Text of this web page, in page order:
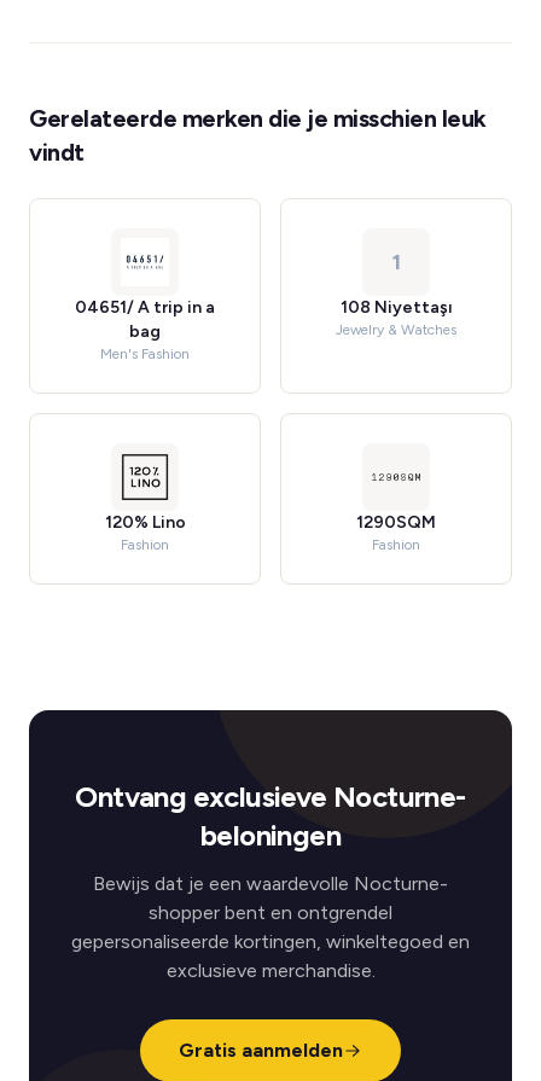
Gerelateerde merken die je misschien leuk
vindt
04651/ A trip in a
bag
Men's Fashion
1
108 Niyettaşı
Jewelry & Watches
120% Lino
Fashion
1290SQM
Fashion
Ontvang exclusieve Nocturne-
beloningen
Bewijs dat je een waardevolle Nocturne-
shopper bent en ontgrendel
gepersonaliseerde kortingen, winkeltegoed en
exclusieve merchandise.
Gratis aanmelden